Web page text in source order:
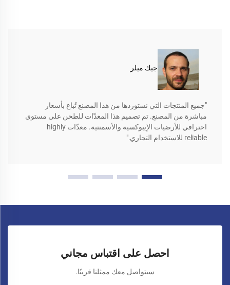
جيك ميلر
"جميع المنتجات التي نستوردها من هذا المصنع تُباع بأسعار
مباشرة من المصنع. تم تصميم هذا المعدّات للطحن على مستوى
احترافي للأرضيات الإيبوكسية والأسمنتية. معدّات highly
reliable للاستخدام التجاري."
احصل على اقتباس مجاني
سيتواصل معك ممثلنا قريبًا.